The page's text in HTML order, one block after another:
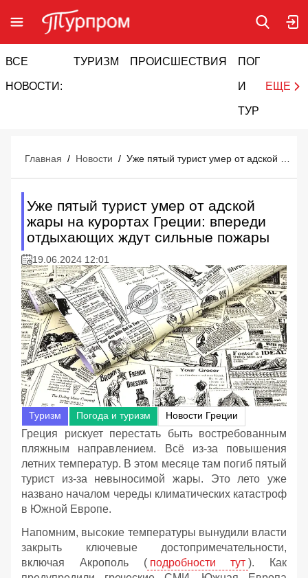
ВСЕ
НОВОСТИ:
ТУРИЗМ ПРОИСШЕСТВИЯ ПОГОДА
И
ТУРИЗМ
ЕЩЕ
Главная / Новости /
Уже пятый турист умер от адской
жары на курортах Греции: впереди
отдыхающих ждут сильные пожары
19.06.2024 12:01
Туризм Погода и туризм Новости Греции
Греция рискует перестать быть востребованным
пляжным направлением. Всё из-за повышения
летних температур. В этом месяце там погиб пятый
турист из-за невыносимой жары. Это лето уже
названо началом череды климатических катастроф
в Южной Европе.
Напомним, высокие температуры вынудили власти
закрыть ключевые достопримечательности,
включая Акрополь ( подробности тут ). Как